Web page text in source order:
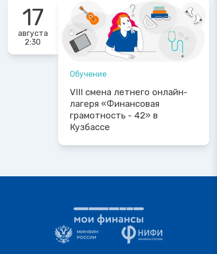
17
августа
2:30
Обучение
VIII смена летнего онлайн-
лагеря «Финансовая
грамотность - 42» в
Кузбассе